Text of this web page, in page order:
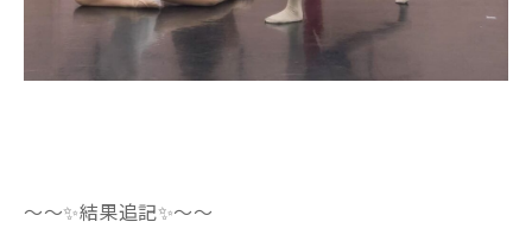
〜〜✨結果追記✨〜〜